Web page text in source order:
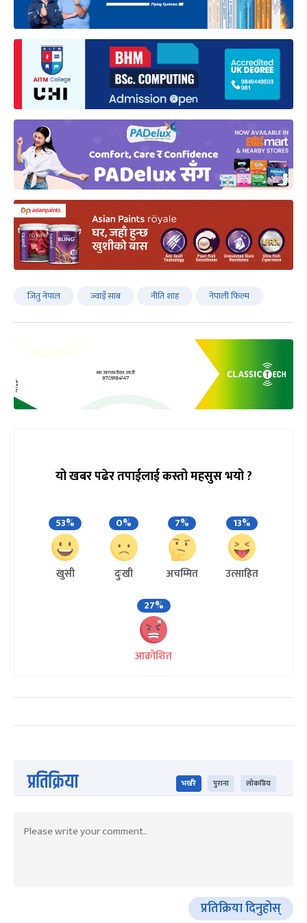
जितु नेपाल ज्वाइँ साब नीति शाह नेपाली फिल्म
यो खबर पढेर तपाईलाई कस्तो महसुस भयो ?
53%
खुसी
0%
दुःखी
7%
अचम्मित
13%
उत्साहित
27%
आक्रोशित
प्रतिक्रिया भर्खरै पुराना लोकप्रिय
प्रतिक्रिया दिनुहोस्